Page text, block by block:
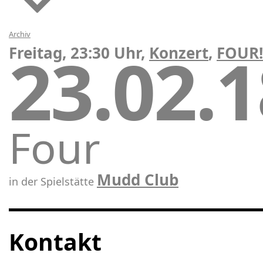
Archiv
Freitag, 23:30 Uhr, Konzert, FOUR!
Four
in der Spielstätte Mudd Club
Kontakt